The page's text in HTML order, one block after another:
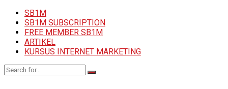
SB1M
SB1M SUBSCRIPTION
FREE MEMBER SB1M
ARTIKEL
KURSUS INTERNET MARKETING